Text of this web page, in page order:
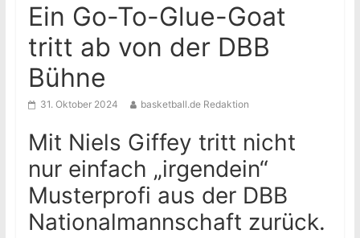
Ein Go-To-Glue-Goat
tritt ab von der DBB
Bühne
31. Oktober 2024 basketball.de Redaktion
Mit Niels Giffey tritt nicht
nur einfach „irgendein“
Musterprofi aus der DBB
Nationalmannschaft zurück.